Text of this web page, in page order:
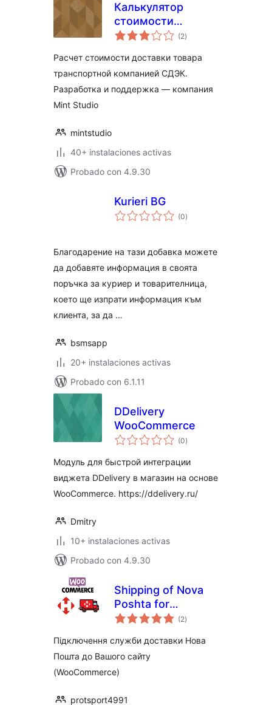
Калькулятор
стоимости
доставки СДЭК
(2total
de
)
Расчет стоимости доставки товара
транспортной компанией СДЭК.
Разработка и поддержка — компания
Mint Studio
mintstudio
40+ instalaciones activas
Probado con 4.9.30
Kurieri BG
(0total
de
)
Благодарение на тази добавка можете
да добавяте информация в своята
поръчка за куриер и товарителница,
което ще изпрати информация към
клиента, за да …
bsmsapp
20+ instalaciones activas
Probado con 6.1.11
DDelivery
WooCommerce
(0total
de
)
Модуль для быстрой интеграции
виджета DDelivery в магазин на основе
WooCommerce. https://ddelivery.ru/
Dmitry
10+ instalaciones activas
Probado con 4.9.30
Shipping of Nova
Poshta for
WooCommerce
(2total
de
)
Підключення служби доставки Нова
Пошта до Вашого сайту
(WooCommerce)
protsport4991